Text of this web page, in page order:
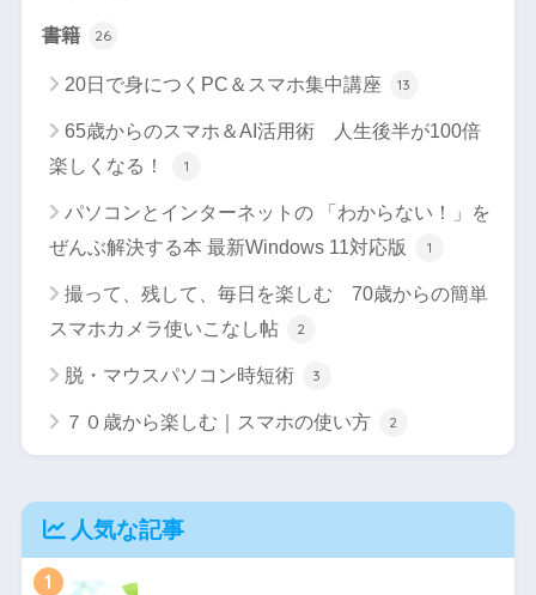
書籍 26
20日で身につくPC＆スマホ集中講座 13
65歳からのスマホ＆AI活用術 人生後半が100倍
楽しくなる！
1
パソコンとインターネットの 「わからない！」を
ぜんぶ解決する本 最新Windows 11対応版
1
撮って、残して、毎日を楽しむ 70歳からの簡単
スマホカメラ使いこなし帖
2
脱・マウスパソコン時短術 3
７０歳から楽しむ｜スマホの使い方 2
人気な記事
1